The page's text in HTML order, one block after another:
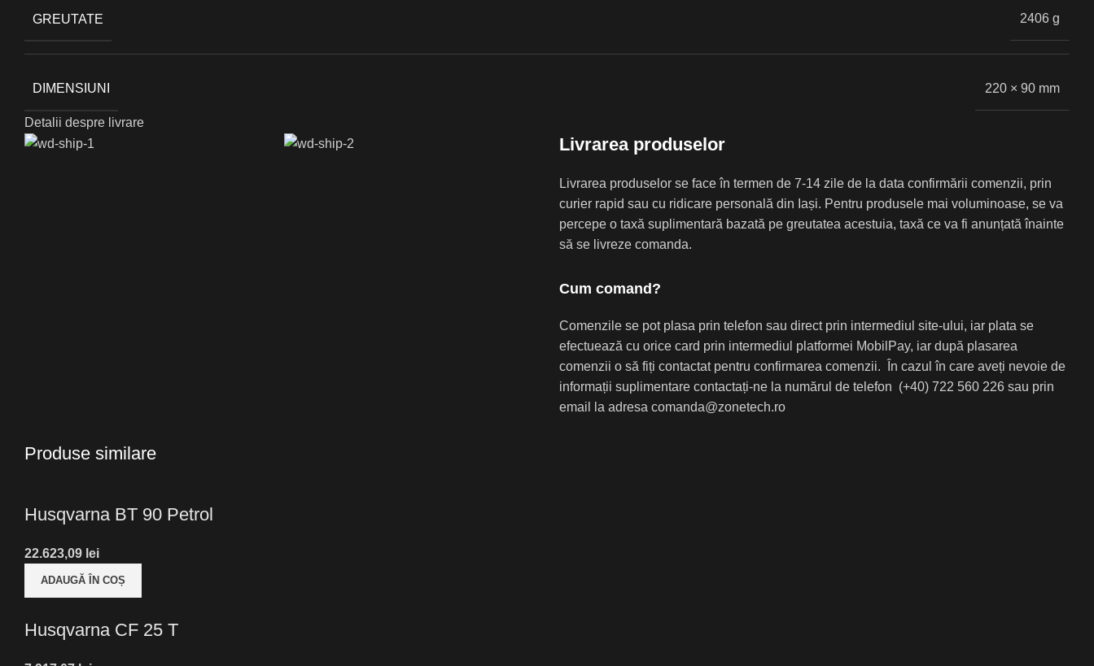
GREUTATE 2406 g
DIMENSIUNI 220 × 90 mm
Detalii despre livrare
Livrarea produselor
Livrarea produselor se face în termen de 7-14 zile de la data confirmării comenzii, prin
curier rapid sau cu ridicare personală din Iași. Pentru produsele mai voluminoase, se va
percepe o taxă suplimentară bazată pe greutatea acestuia, taxă ce va fi anunțată înainte
să se livreze comanda.
Cum comand?
Comenzile se pot plasa prin telefon sau direct prin intermediul site-ului, iar plata se
efectuează cu orice card prin intermediul platformei MobilPay, iar după plasarea
comenzii o să fiți contactat pentru confirmarea comenzii. În cazul în care aveți nevoie de
informații suplimentare contactați-ne la numărul de telefon (+40) 722 560 226 sau prin
email la adresa comanda@zonetech.ro
Produse similare
Husqvarna BT 90 Petrol
lei
ADAUGĂ ÎN COȘ
Husqvarna CF 25 T